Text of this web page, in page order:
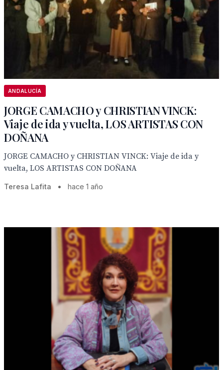
ANDALUCÍA
JORGE CAMACHO y CHRISTIAN VINCK:
Viaje de ida y vuelta, LOS ARTISTAS CON
DOÑANA
JORGE CAMACHO y CHRISTIAN VINCK: Viaje de ida y
vuelta, LOS ARTISTAS CON DOÑANA
Teresa Lafita • hace 1 año